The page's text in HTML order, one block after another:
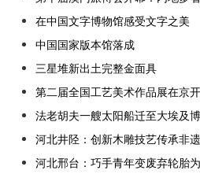
在中国文字博物馆感受文字之美
中国国家版本馆落成
三星堆新出土完整金面具
第二届全国工艺美术作品展在京
法老胡夫一艘太阳船迁至大埃及
河北井陉：创新木雕技艺传承非遗
河北邢台：巧手青年变废弃轮胎